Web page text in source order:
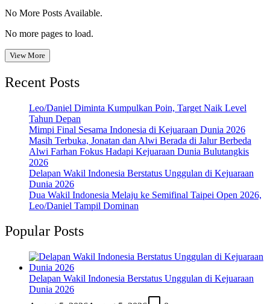
No More Posts Available.
No more pages to load.
View More
Recent Posts
Leo/Daniel Diminta Kumpulkan Poin, Target Naik Level
Tahun Depan
Mimpi Final Sesama Indonesia di Kejuaraan Dunia 2026
Masih Terbuka, Jonatan dan Alwi Berada di Jalur Berbeda
Alwi Farhan Fokus Hadapi Kejuaraan Dunia Bulutangkis
2026
Delapan Wakil Indonesia Berstatus Unggulan di Kejuaraan
Dunia 2026
Dua Wakil Indonesia Melaju ke Semifinal Taipei Open 2026,
Leo/Daniel Tampil Dominan
Popular Posts
Delapan Wakil Indonesia Berstatus Unggulan di Kejuaraan
Dunia 2026